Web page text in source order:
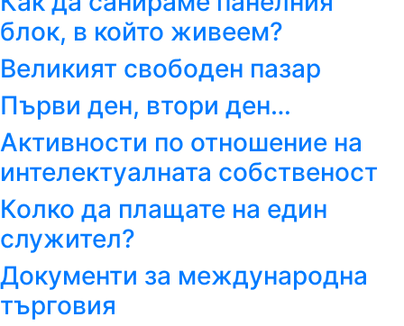
блок, в който живеем?
Великият свободен пазар
Първи ден, втори ден…
Активности по отношение на
интелектуалната собственост
Колко да плащате на един
служител?
Документи за международна
търговия